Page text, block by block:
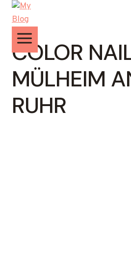
Zum
Inhalt
springen
COLOR
MÜLHEIM
RUHR